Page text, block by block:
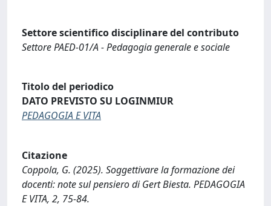
Settore scientifico disciplinare del contributo
Settore PAED-01/A - Pedagogia generale e sociale
Titolo del periodico
DATO PREVISTO SU LOGINMIUR
PEDAGOGIA E VITA
Citazione
Coppola, G. (2025). Soggettivare la formazione dei
docenti: note sul pensiero di Gert Biesta. PEDAGOGIA
E VITA, 2, 75-84.